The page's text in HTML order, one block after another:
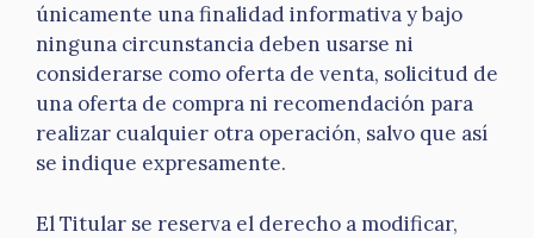
únicamente una finalidad informativa y bajo
ninguna circunstancia deben usarse ni
considerarse como oferta de venta, solicitud de
una oferta de compra ni recomendación para
realizar cualquier otra operación, salvo que así
se indique expresamente.
El Titular se reserva el derecho a modificar,